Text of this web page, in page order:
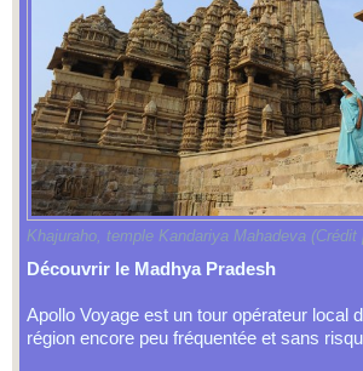
Khajuraho, temple Kandariya Mahadeva
Découvrir le Madhya Pradesh
Apollo Voyage est un tour opérateur local
région encore peu fréquentée et sans